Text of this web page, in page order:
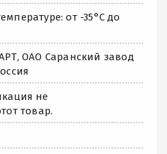
от -35°C до
ОАО Саранский завод
не
товар.